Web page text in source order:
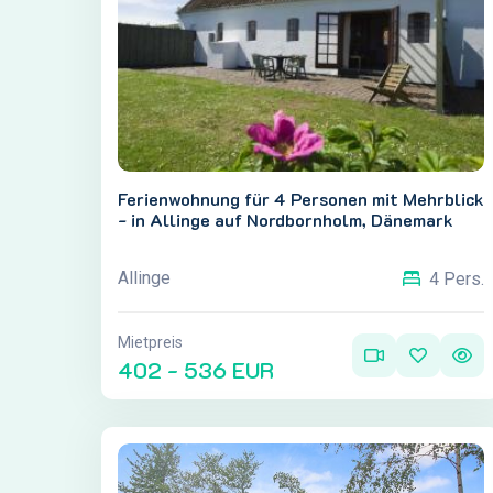
Ferienwohnung für 4 Personen mit Mehrblick
- in Allinge auf Nordbornholm, Dänemark
Allinge 4 Pers.
Mietpreis
402 - 536 EUR